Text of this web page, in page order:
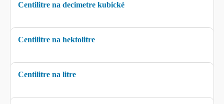
Centilitre na decimetre kubické
Centilitre na hektolitre
Centilitre na litre